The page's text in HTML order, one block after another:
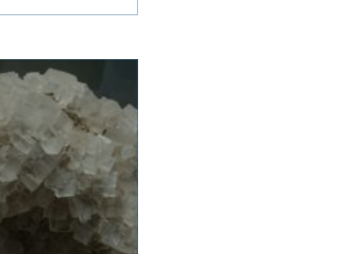
varme
hverdagen,
og uttrykket